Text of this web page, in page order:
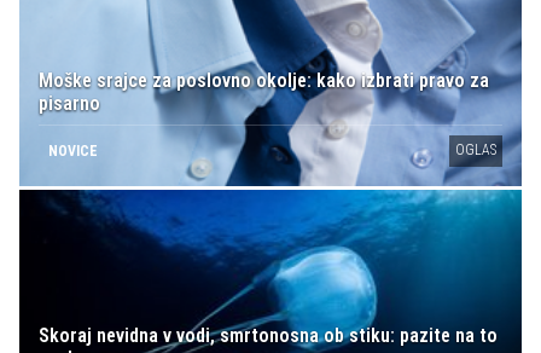
Moške srajce za poslovno okolje: kako izbrati pravo za
pisarno
NOVICE OGLAS
Skoraj nevidna v vodi, smrtonosna ob stiku: pazite na to